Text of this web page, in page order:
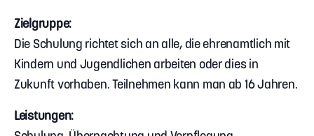
Zielgruppe:
Die Schulung richtet sich an alle, die ehrenamtlich mit
Kindern und Jugendlichen arbeiten oder dies in
Zukunft vorhaben. Teilnehmen kann man ab 16 Jahren.
Leistungen: